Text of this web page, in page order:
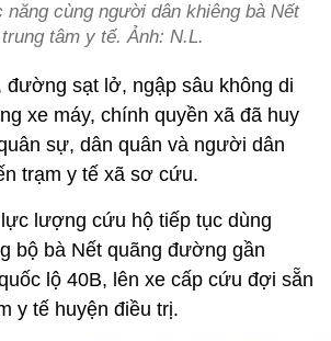
cùng người dân khiêng bà Nết
tâm y tế. Ảnh: N.L.
sạt lở, ngập sâu không di
xe máy, chính quyền xã đã huy
sự, dân quân và người dân
trạm y tế xã sơ cứu.
lượng cứu hộ tiếp tục dùng
bộ bà Nết quãng đường gần
lộ 40B, lên xe cấp cứu đợi sẵn
y tế huyện điều trị.